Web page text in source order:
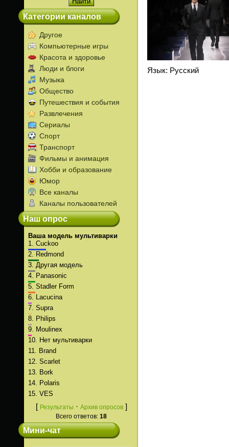
Категории каналов
Другое
Компьютерные игры
Красота и здоровье
Люди и блоги
Музыка
Общество
Путешествия и события
Развлечения
Сериалы
Спорт
Транспорт
Фильмы и анимация
Хобби и образование
Юмор
Все каналы
Каналы пользователей
Наш опрос
Ваша модель мультиварки
1. Cuckoo
2.
Redmond
3. Другая модель
4.
Panasonic
5. Stadler Form
6.
Lacucina
7. Supra
8.
Philips
9.
Moulinex
10.
Нет мультиварки
11.
Brand
12. Scarlet
13.
Bork
14.
Polaris
15. VES
[ Результаты · Архив опросов]
Всего ответов: 18
Мини-чат
Язык: Русский